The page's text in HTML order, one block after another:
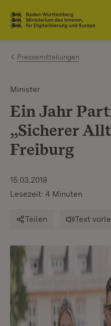
Zum Inhalt springen
Link zur Startseite
Pressemitteilungen
Minister
Ein Jahr
„Sicherer
Freiburg
15.03.2018
Lesezeit: 4 Minuten
Teilen Text